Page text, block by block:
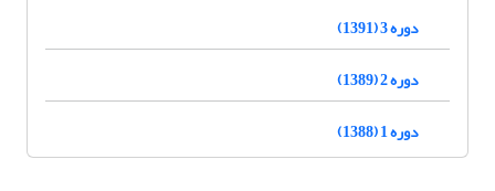
دوره 3 (1391)
دوره 2 (1389)
دوره 1 (1388)